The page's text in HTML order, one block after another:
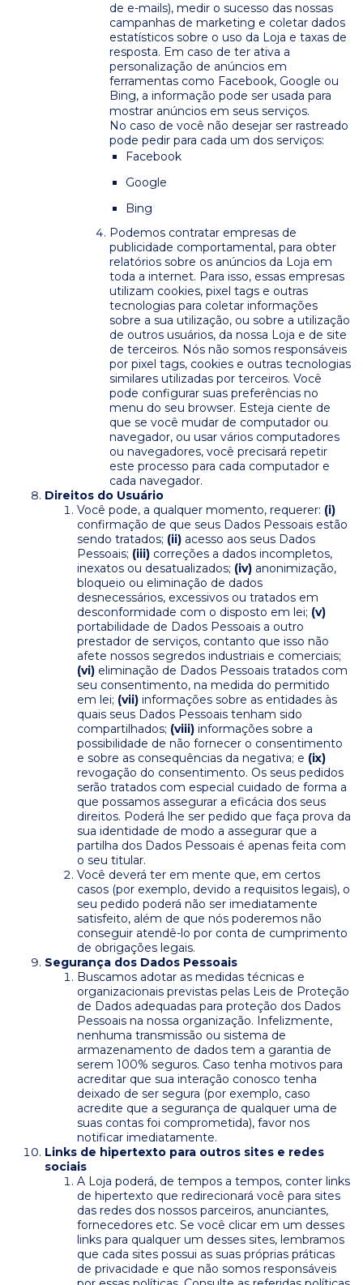
de e-mails), medir o sucesso das nossas
campanhas de marketing e coletar dados
estatísticos sobre o uso da Loja e taxas de
resposta. Em caso de ter ativa a
personalização de anúncios em
ferramentas como Facebook, Google ou
Bing, a informação pode ser usada para
mostrar anúncios em seus serviços.
No caso de você não desejar ser rastreado
pode pedir para cada um dos serviços:
Facebook
Google
Bing
Podemos contratar empresas de
publicidade comportamental, para obter
relatórios sobre os anúncios da Loja em
toda a internet. Para isso, essas empresas
utilizam cookies, pixel tags e outras
tecnologias para coletar informações
sobre a sua utilização, ou sobre a utilização
de outros usuários, da nossa Loja e de site
de terceiros. Nós não somos responsáveis
por pixel tags, cookies e outras tecnologias
similares utilizadas por terceiros. Você
pode configurar suas preferências no
menu do seu browser. Esteja ciente de
que se você mudar de computador ou
navegador, ou usar vários computadores
ou navegadores, você precisará repetir
este processo para cada computador e
cada navegador.
Direitos do Usuário
Você pode, a qualquer momento, requerer: (i)
confirmação de que seus Dados Pessoais estão
sendo tratados; (ii) acesso aos seus Dados
Pessoais; (iii) correções a dados incompletos,
inexatos ou desatualizados; (iv) anonimização,
bloqueio ou eliminação de dados
desnecessários, excessivos ou tratados em
desconformidade com o disposto em lei; (v)
portabilidade de Dados Pessoais a outro
prestador de serviços, contanto que isso não
afete nossos segredos industriais e comerciais;
(vi) eliminação de Dados Pessoais tratados com
seu consentimento, na medida do permitido
em lei; (vii) informações sobre as entidades às
quais seus Dados Pessoais tenham sido
compartilhados; (viii) informações sobre a
possibilidade de não fornecer o consentimento
e sobre as consequências da negativa; e (ix)
revogação do consentimento. Os seus pedidos
serão tratados com especial cuidado de forma a
que possamos assegurar a eficácia dos seus
direitos. Poderá lhe ser pedido que faça prova da
sua identidade de modo a assegurar que a
partilha dos Dados Pessoais é apenas feita com
o seu titular.
Você deverá ter em mente que, em certos
casos (por exemplo, devido a requisitos legais), o
seu pedido poderá não ser imediatamente
satisfeito, além de que nós poderemos não
conseguir atendê-lo por conta de cumprimento
de obrigações legais.
Segurança dos Dados Pessoais
Buscamos adotar as medidas técnicas e
organizacionais previstas pelas Leis de Proteção
de Dados adequadas para proteção dos Dados
Pessoais na nossa organização. Infelizmente,
nenhuma transmissão ou sistema de
armazenamento de dados tem a garantia de
serem 100% seguros. Caso tenha motivos para
acreditar que sua interação conosco tenha
deixado de ser segura (por exemplo, caso
acredite que a segurança de qualquer uma de
suas contas foi comprometida), favor nos
notificar imediatamente.
Links de hipertexto para outros sites e redes
sociais
A Loja poderá, de tempos a tempos, conter links
de hipertexto que redirecionará você para sites
das redes dos nossos parceiros, anunciantes,
fornecedores etc. Se você clicar em um desses
links para qualquer um desses sites, lembramos
que cada sites possui as suas próprias práticas
de privacidade e que não somos responsáveis